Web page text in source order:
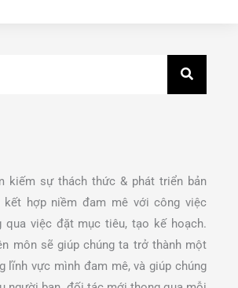
kiếm sự thách thức & phát triển bản
kết hợp niềm đam mê với công việc
qua việc đặt mục tiêu, tạo kế hoạch.
môn sẽ giúp chúng ta trở thành một
lĩnh vực mình đam mê, và giúp chúng